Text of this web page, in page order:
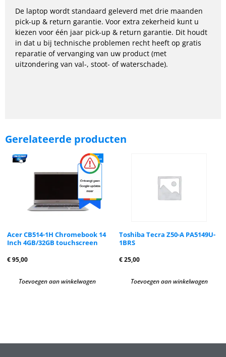
De laptop wordt standaard geleverd met drie maanden
pick-up & return garantie. Voor extra zekerheid kunt u
kiezen voor één jaar pick-up & return garantie. Dit houdt
in dat u bij technische problemen recht heeft op gratis
reparatie of vervanging van uw product (met
uitzondering van val-, stoot- of waterschade).
Gerelateerde producten
Acer CB514-1H Chromebook 14
Inch 4GB/32GB touchscreen
€95,00
Toevoegen aan winkelwagen
Toshiba Tecra Z50-A PA5149U-
1BRS
€25,00
Toevoegen aan winkelwagen